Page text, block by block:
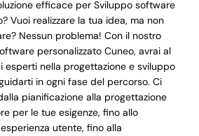
efficace per Sviluppo software
Vuoi realizzare la tua idea, ma non
Nessun problema! Con il nostro
personalizzato Cuneo, avrai al
esperti nella progettazione e sviluppo
in ogni fase del percorso. Ci
pianificazione alla progettazione
per le tue esigenze, fino allo
utente, fino alla